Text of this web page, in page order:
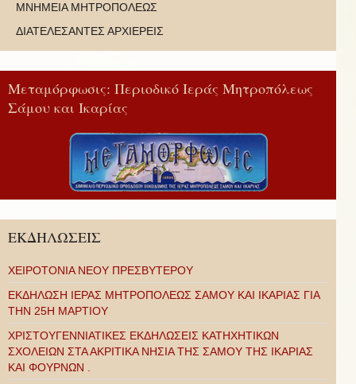
ΜΝΗΜΕΙΑ ΜΗΤΡΟΠΟΛΕΩΣ
ΔΙΑΤΕΛΕΣΑΝΤΕΣ ΑΡΧΙΕΡΕΙΣ
Μεταμόρφωσις: Περιοδικό Ιεράς Μητροπόλεως
Σάμου και Ικαρίας
ΕΚΔΗΛΩΣΕΙΣ
ΧΕΙΡΟΤΟΝΙΑ ΝΕΟΥ ΠΡΕΣΒΥΤΕΡΟΥ
ΕΚΔΗΛΩΣΗ ΙΕΡΑΣ ΜΗΤΡΟΠΟΛΕΩΣ ΣΑΜΟΥ ΚΑΙ ΙΚΑΡΙΑΣ ΓΙΑ
ΤΗΝ 25Η ΜΑΡΤΙΟΥ
ΧΡΙΣΤΟΥΓΕΝΝΙΑΤΙΚΕΣ ΕΚΔΗΛΩΣΕΙΣ ΚΑΤΗΧΗΤΙΚΩΝ
ΣΧΟΛΕΙΩΝ ΣΤΑ ΑΚΡΙΤΙΚΑ ΝΗΣΙΑ ΤΗΣ ΣΑΜΟΥ ΤΗΣ ΙΚΑΡΙΑΣ
ΚΑΙ ΦΟΥΡΝΩΝ .